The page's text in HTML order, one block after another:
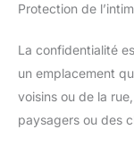
Protection de
La confidentialité
un emplacement
voisins ou de la
paysagers ou des